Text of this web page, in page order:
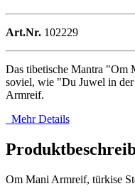
Art.Nr. 102229
Das tibetische Mantra "Om
soviel, wie "Du Juwel in der
Armreif.
Mehr Details
Om Mani Armreif, türkise